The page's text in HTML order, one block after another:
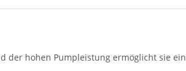
der hohen Pumpleistung ermöglicht sie ein